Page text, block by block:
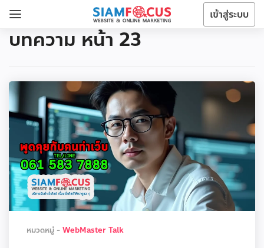
เข้าสู่ระบบ
บทความ หน้า 23
หมวดหมู่ - WebMaster Talk